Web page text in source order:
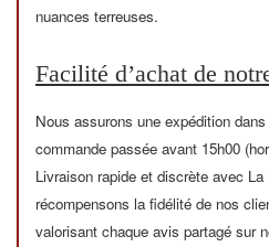
nuances terreuses.
Facilité d’achat de
Nous assurons une expédition
commande passée avant 15h00
Livraison rapide et discrète avec
récompensons la fidélité de nos
valorisant chaque avis partagé sur